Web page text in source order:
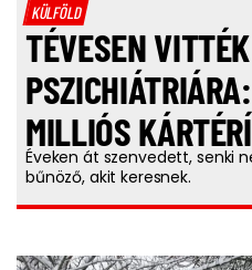
KÜLFÖLD
TÉVESEN
MILLIÓS
Éveken át szenvedett, senki
bűnöző, akit keresnek.